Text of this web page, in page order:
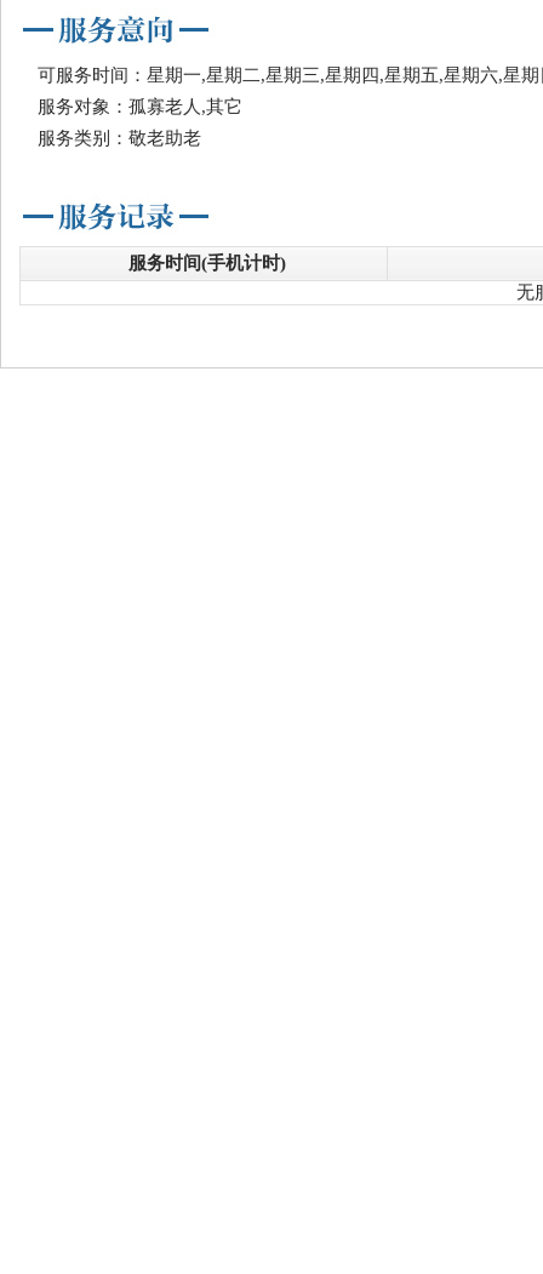
可服务时间：星期一,星期二,星期三,星期四,星期五,星期六,星期
服务对象：孤寡老人,其它
服务类别：敬老助老